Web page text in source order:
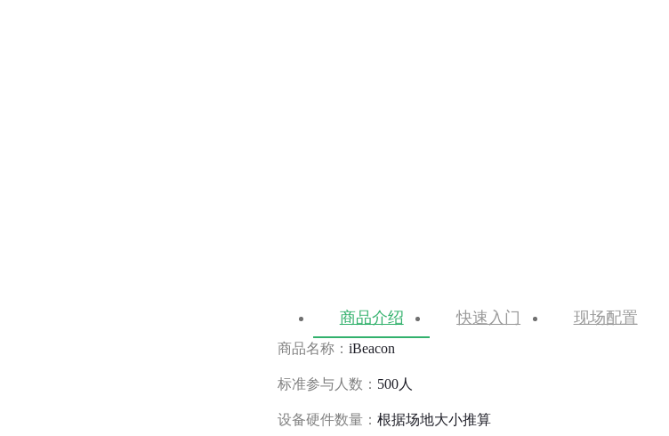
商品介绍 快速入门 现场配置
商品名称： iBeacon
标准参与人数： 500人
设备硬件数量： 根据场地大小推算